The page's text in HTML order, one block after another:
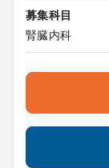
募集科目
腎臓内科